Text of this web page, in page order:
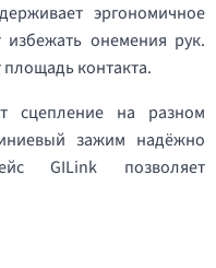
эргономичное
онемения рук.
контакта.
сцепление на разном
зажим надёжно
GILink позволяет